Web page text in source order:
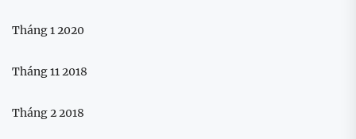
Tháng 1 2020
Tháng 11 2018
Tháng 2 2018